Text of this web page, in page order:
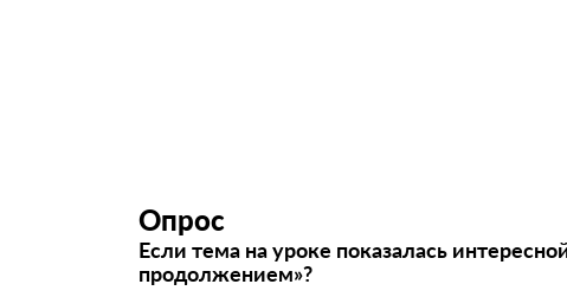
Опрос
Если тема на уроке показалась
продолжением»?